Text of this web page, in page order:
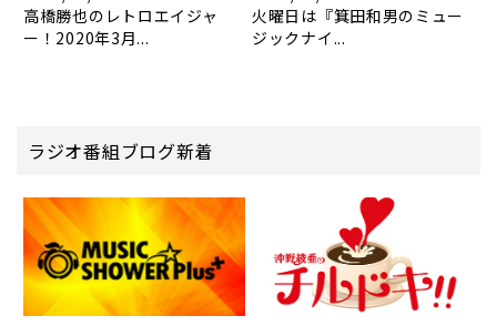
高橋勝也のレトロエイジャ
ー！2020年3月...
火曜日は『箕田和男のミュー
ジックナイ...
ラジオ番組ブログ新着